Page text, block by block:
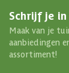
Schrijf je
Maak van je
aanbiedingen
assortiment!